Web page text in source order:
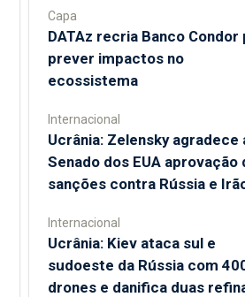
Capa
DATAz recria Banco Condor
prever impactos no
ecossistema
Internacional
Ucrânia: Zelensky agradece
Senado dos EUA aprovação
sanções contra Rússia e
Internacional
Ucrânia: Kiev ataca sul e
sudoeste da Rússia com
drones e danifica duas